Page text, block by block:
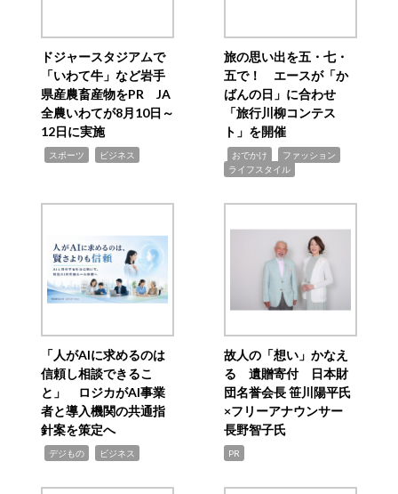
ドジャースタジアムで
「いわて牛」など岩手
県産農畜産物をPR JA
全農いわてが8月10日～
12日に実施
スポーツ ビジネス
旅の思い出を五・七・
五で！ エースが「か
ばんの日」に合わせ
「旅行川柳コンテス
ト」を開催
おでかけ ファッション
ライフスタイル
「人がAIに求めるのは
信頼し相談できるこ
と」 ロジカがAI事業
者と導入機関の共通指
針案を策定へ
デジもの ビジネス
故人の「想い」かなえ
る 遺贈寄付 日本財
団名誉会長 笹川陽平氏
×フリーアナウンサー
長野智子氏
PR